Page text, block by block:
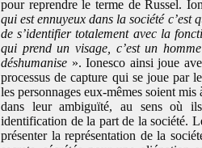
pour reprendre le terme de Russel.
qui est ennuyeux dans la société c’est
de s’identifier totalement avec la
qui prend un visage, c’est un
déshumanise ». Ionesco ainsi joue
processus de capture qui se joue par
les personnages eux-mêmes soient
dans leur ambiguïté, au sens où
identification de la part de la société.
présenter la représentation de la